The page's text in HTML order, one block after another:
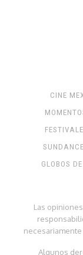
CINE
SUNDANCE
GLOBOS
Las
Algunos